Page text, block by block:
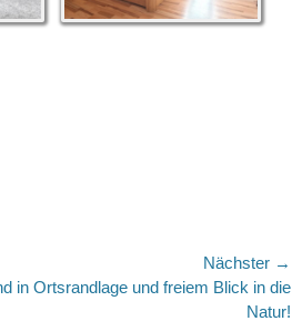
Nächster →
in Ortsrandlage und freiem Blick in die
Natur!